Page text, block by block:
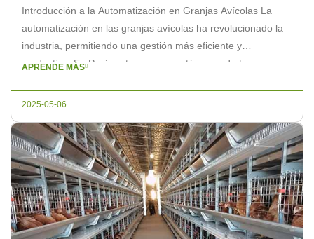
Introducción a la Automatización en Granjas Avícolas La
automatización en las granjas avícolas ha revolucionado la
industria, permitiendo una gestión más eficiente y
productiva. En Perú, este proceso está ganando terreno
una […]
APRENDE MÁS
2025-05-06